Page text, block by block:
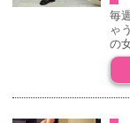
毎
ゃ
の